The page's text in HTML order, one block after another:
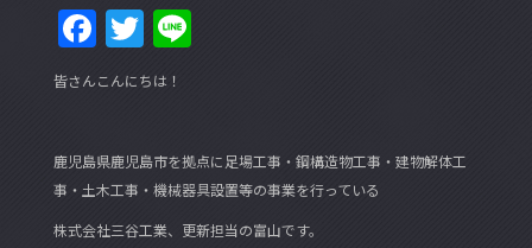
F
a
c
e
b
o
T
w
itt
er
Li
皆さんこんにちは！
鹿児島県鹿児島市を拠点に足場工事・鋼構造物工事・建物解体工
事・土木工事・機械器具設置等の事業を行っている
株式会社三谷工業、更新担当の富山です。